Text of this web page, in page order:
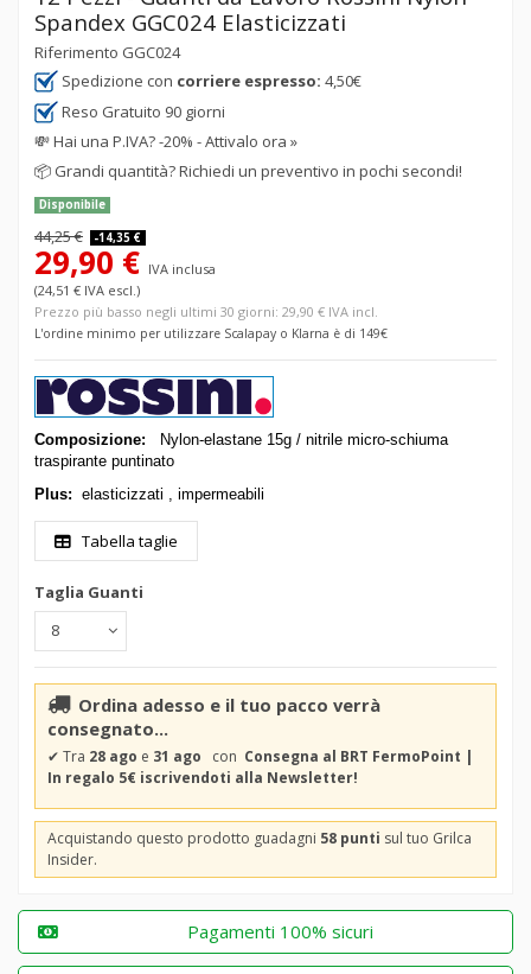
Spandex GGC024 Elasticizzati
Riferimento GGC024
Spedizione con corriere espresso: 4,50€
Reso Gratuito 90 giorni
💸Hai una P.IVA? -20% - Attivalo ora »
📦 Grandi quantità? Richiedi un preventivo in pochi secondi!
Disponibile
44,25 € -14,35 €
29,90 € IVA inclusa
(24,51 € IVA escl.)
Prezzo più basso negli ultimi 30 giorni: 29,90 € IVA incl.
L'ordine minimo per utilizzare Scalapay o Klarna è di 149€
Composizione:
Nylon-elastane 15g / nitrile micro-schiuma
traspirante puntinato
Plus: elasticizzati , impermeabili
Tabella taglie
Taglia Guanti
Ordina adesso e il tuo pacco verrà
consegnato...
✔ Tra 28 ago e 31 ago con Consegna al BRT FermoPoint |
In regalo 5€ iscrivendoti alla Newsletter!
Acquistando questo prodotto guadagni 58 punti sul tuo Grilca
Insider.
Pagamenti 100% sicuri